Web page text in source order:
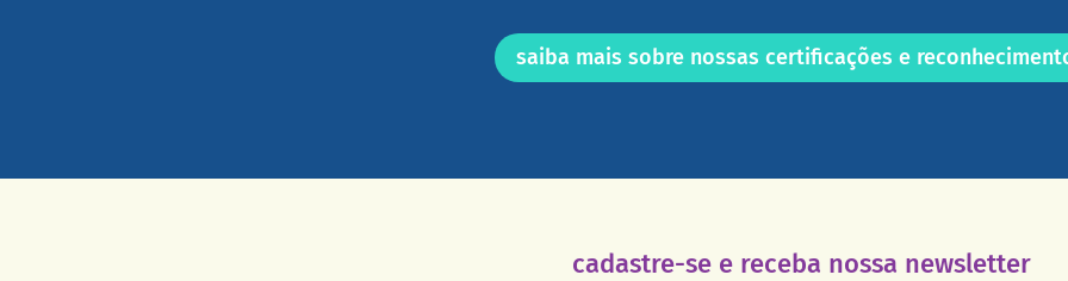
saiba mais sobre nossas certificações e
cadastre-se e receba nossa newsletter